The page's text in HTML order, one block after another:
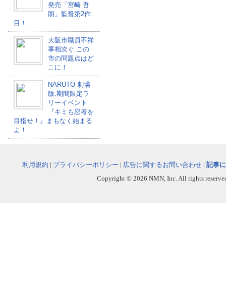
発売「宮崎 吾
朗」監督第2作
目！
大阪市職員不祥
事相次ぐ.この
市の問題点はど
こに！
NARUTO 劇場
版.期間限定ラ
リーイベント
『キミも忍者を
目指せ！』まもなく始まる
よ！
利用規約 | プライバシーポリシー | 広告に関するお問い合わせ | 記事
Copyright © 2026 NMN, Inc. All rights